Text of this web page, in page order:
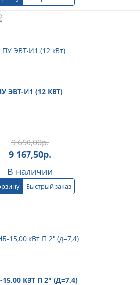
ЭВТ-И1 (12 КВТ)
9 650,00р.
9 167,50р.
В наличии
Быстрый заказ
КВТ П 2" (Д=7,4)